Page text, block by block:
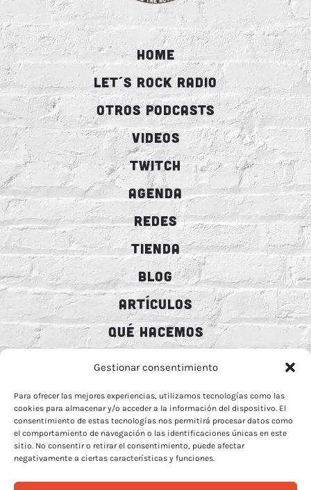
Gestionar consentimiento
Para ofrecer las mejores experiencias, utilizamos tecnologías como las
cookies para almacenar y/o acceder a la información del dispositivo. El
consentimiento de estas tecnologías nos permitirá procesar datos como
el comportamiento de navegación o las identificaciones únicas en este
sitio. No consentir o retirar el consentimiento, puede afectar
negativamente a ciertas características y funciones.
HOME
LET´S ROCK RADIO
OTROS PODCASTS
VIDEOS
TWITCH
AGENDA
REDES
TIENDA
BLOG
ARTÍCULOS
QUÉ HACEMOS
MECENAZGO
CONTACTO
BIO